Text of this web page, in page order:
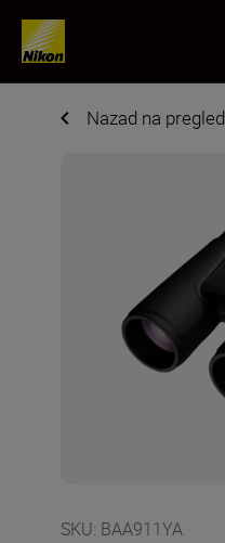
Nazad na pregled
SKU: BAA911YA